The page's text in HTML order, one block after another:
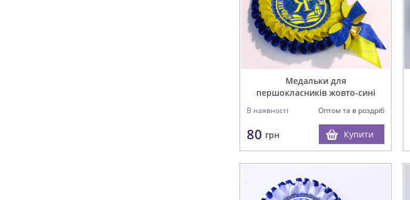
Медальки для
першокласників жовто-сині
В наявності Оптом та в роздріб
80 грн Купити